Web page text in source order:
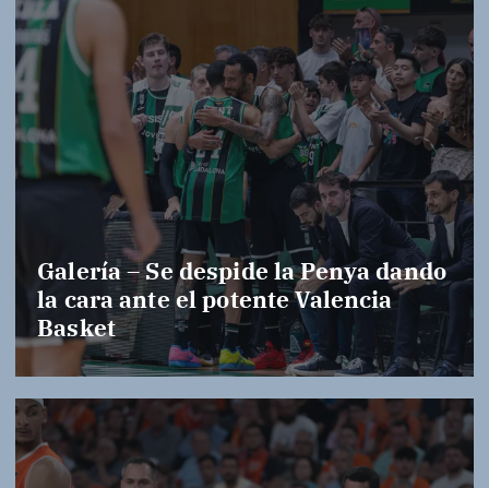
Galería – Se despide la Penya dando
la cara ante el potente Valencia
Basket